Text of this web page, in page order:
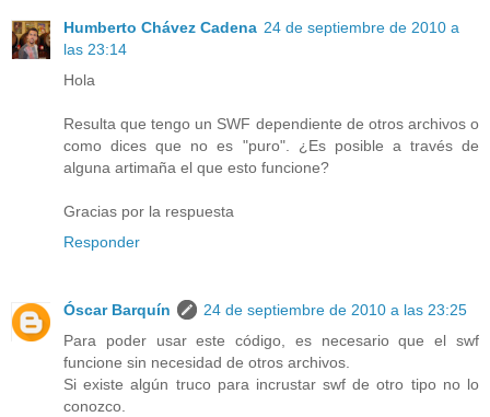
Humberto Chávez Cadena 24 de septiembre de 2010 a
las 23:14
Hola
Resulta que tengo un SWF dependiente de otros archivos o
como dices que no es "puro". ¿Es posible a través de
alguna artimaña el que esto funcione?
Gracias por la respuesta
Responder
Óscar Barquín
24 de septiembre de 2010 a las 23:25
Para poder usar este código, es necesario que el swf
funcione sin necesidad de otros archivos.
Si existe algún truco para incrustar swf de otro tipo no lo
conozco.